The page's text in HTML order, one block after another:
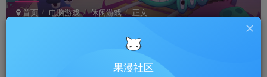
首页 电脑游戏 休闲游戏 正文
果漫社区